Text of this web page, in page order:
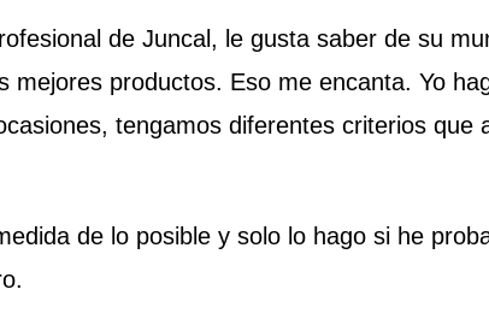
de Juncal, le gusta saber de su
mejores productos. Eso me encanta. Yo
tengamos diferentes criterios que
de lo posible y solo lo hago si he